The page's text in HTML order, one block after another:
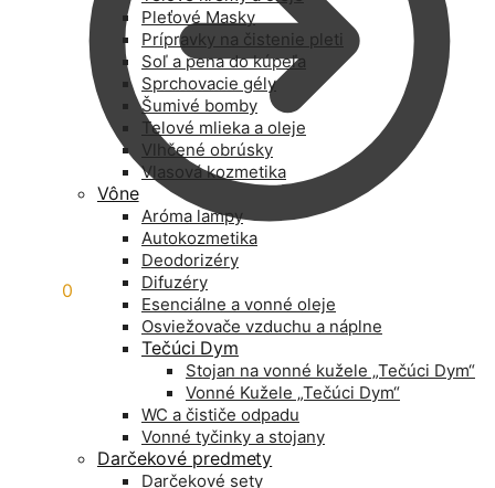
0
Pleťové Masky
Prípravky na čistenie pleti
Soľ a pena do kúpeľa
Sprchovacie gély
Šumivé bomby
Telové mlieka a oleje
Vlhčené obrúsky
Vlasová kozmetika
Vône
Aróma lampy
Autokozmetika
Deodorizéry
Difuzéry
Esenciálne a vonné oleje
Osviežovače vzduchu a náplne
Tečúci Dym
Stojan na vonné kužele „Tečúci Dym“
Vonné Kužele „Tečúci Dym“
WC a čističe odpadu
Vonné tyčinky a stojany
Darčekové predmety
Darčekové sety